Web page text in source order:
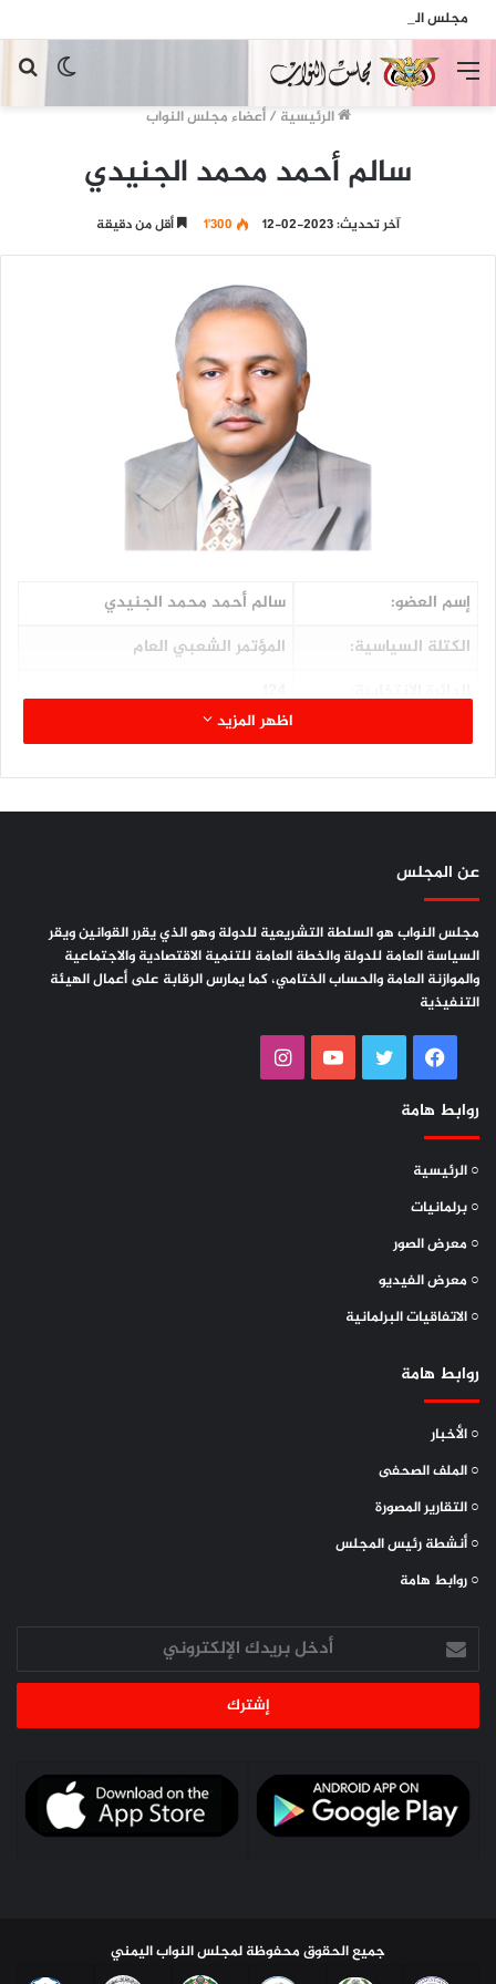
الوضع
المظلم
القائمة
الرئيسية / أعضاء مجلس النواب
سالم أحمد محمد الجنيدي
آخر تحديث: 2023-02-12 1٬300 أقل من دقيقة
إسم العضو:
سالم أحمد محمد الجنيدي
الكتلة السياسية:
المؤتمر الشعبي العام
البيضاء
اللجنة المشارك فيها:
التعليم العالي والشباب والرياضة
المؤهلات العلمية:
اظهر المزيد
عن المجلس
مجلس النواب هو السلطة التشريعية للدولة وهو الذي يقرر القوانين ويقر
السياسة العامة للدولة والخطة العامة للتنمية الاقتصادية والاجتماعية
والموازنة العامة والحساب الختامي، كما يمارس الرقابة على أعمال الهيئة
التنفيذية
فيسبوك تويتر يوتيوب
روابط هامة
○ الرئيسية
○ برلمانيات
○ معرض الصور
○ معرض الفيديو
○ الاتفاقيات البرلمانية
روابط هامة
○ الأخبار
○ الملف الصحفى
○ التقارير المصورة
○ أنشطة رئيس المجلس
○ روابط هامة
أدخل
بريدك
الإلكتروني
جميع الحقوق محفوظة لمجلس النواب اليمني